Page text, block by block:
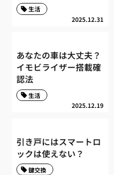
2025.12.31
生活
あなたの車は大丈夫？
イモビライザー搭載確
認法
2025.12.19
生活
引き戸にはスマートロ
ックは使えない？
鍵交換